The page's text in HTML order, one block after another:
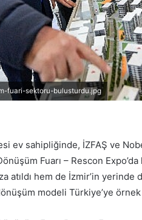
fuari-sektoru-bulusturdu.jpg
ev sahipliğinde, İZFAŞ ve
Fuarı – Rescon
atıldı hem de İzmir’in yerinde
modeli Türkiye’ye
Mehmet
Çelebi